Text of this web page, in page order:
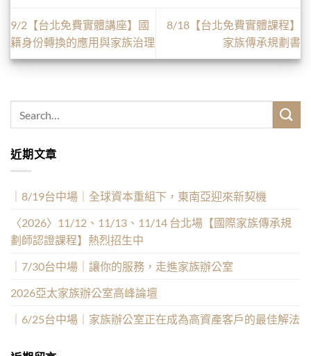
9/2【台北免費實體講座】國
籍身份轉換的應用與家族治理
8/18【台北免費實體課程】
家族傳承規劃書
近期文章
｜8/19台中場｜全球資本重組下，東南亞迎來新契機
〈2026〉11/12、11/13、11/14 台北場【國際家族傳承規
劃師認證課程】熱烈招生中
｜7/30台中場｜讓你的服務，走進家族辦公室
2026亞太家族辦公室高峰論壇
｜6/25台中場｜家族辦公室正在成為高資產客戶的最佳解法